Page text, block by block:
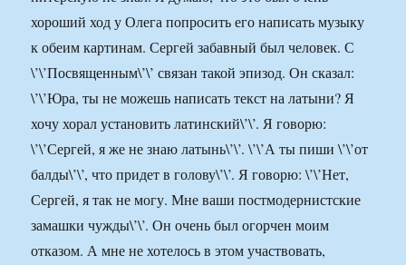
хороший ход у Олега попросить его написать музыку
к обеим картинам. Сергей забавный был человек. С
\’\’Посвященным\’\’ связан такой эпизод. Он сказал:
\’\’Юра, ты не можешь написать текст на латыни? Я
хочу хорал установить латинский\’\’. Я говорю:
\’\’Сергей, я же не знаю латынь\’\’. \’\’А ты пиши \’\’от
балды\’\’, что придет в голову\’\’. Я говорю: \’\’Нет,
Сергей, я так не могу. Мне ваши постмодернистские
замашки чужды\’\’. Он очень был огорчен моим
отказом. А мне не хотелось в этом участвовать,